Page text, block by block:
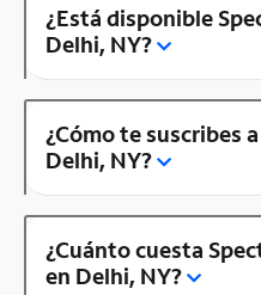
¿Está disponible
Delhi, NY?
¿Cómo te suscribes
Delhi, NY?
¿Cuánto cuesta
en Delhi, NY?